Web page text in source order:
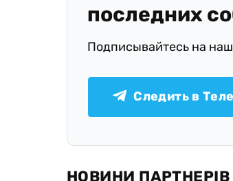
последних
Подписывайтесь на
Следить в